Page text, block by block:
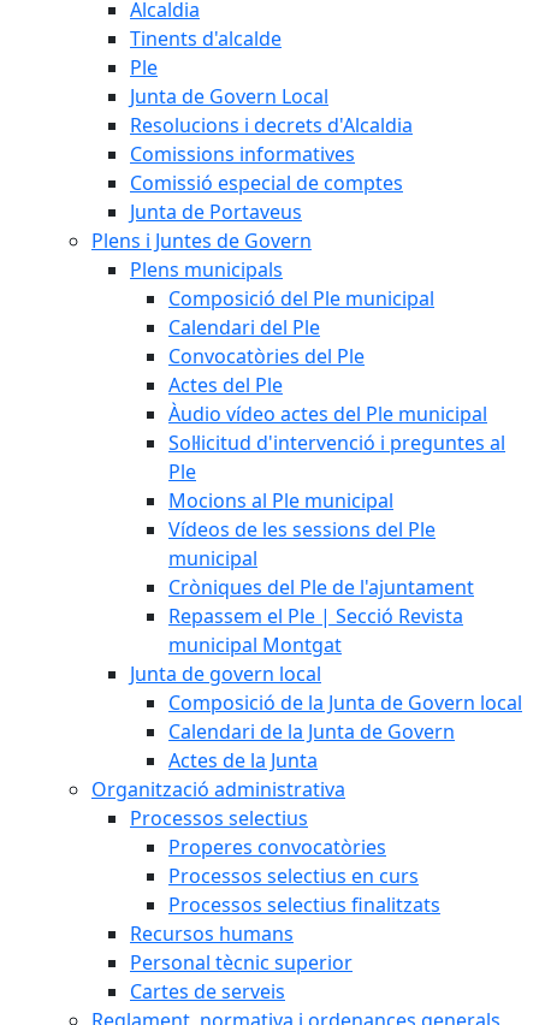
Alcaldia
Tinents d'alcalde
Ple
Junta de Govern Local
Resolucions i decrets d'Alcaldia
Comissions informatives
Comissió especial de comptes
Junta de Portaveus
Plens i Juntes de Govern
Plens municipals
Composició del Ple municipal
Calendari del Ple
Convocatòries del Ple
Actes del Ple
Àudio vídeo actes del Ple municipal
Sol·licitud d'intervenció i preguntes al
Ple
Mocions al Ple municipal
Vídeos de les sessions del Ple
municipal
Cròniques del Ple de l'ajuntament
Repassem el Ple | Secció Revista
municipal Montgat
Junta de govern local
Composició de la Junta de Govern local
Calendari de la Junta de Govern
Actes de la Junta
Organització administrativa
Processos selectius
Properes convocatòries
Processos selectius en curs
Processos selectius finalitzats
Recursos humans
Personal tècnic superior
Cartes de serveis